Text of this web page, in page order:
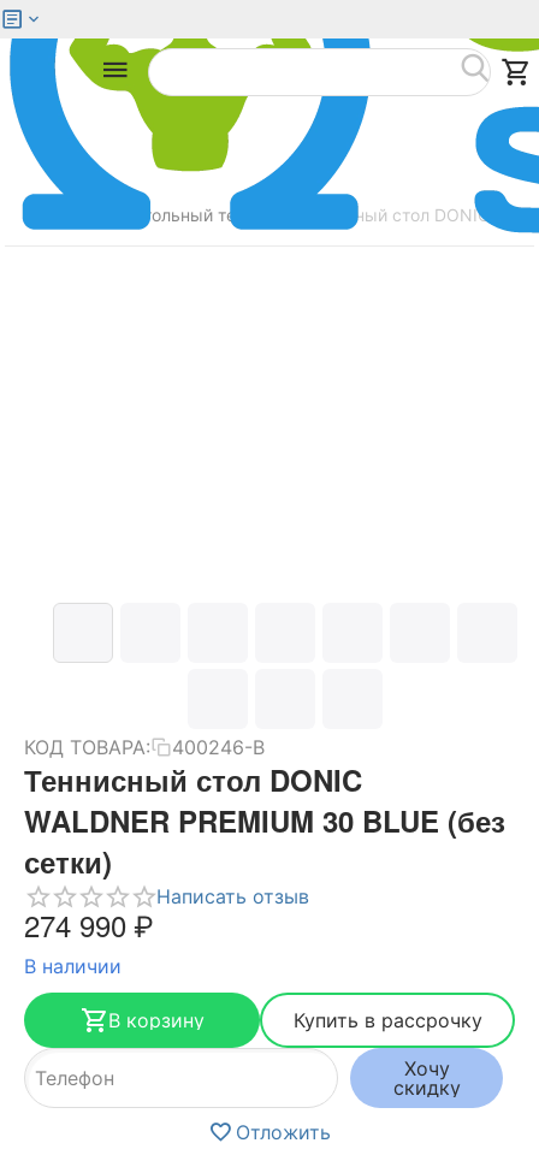
Настольный теннис Теннисный стол DONIC
КОД ТОВАРА: 400246-B
Теннисный стол DONIC
WALDNER PREMIUM 30 BLUE (без
сетки)
Написать отзыв
274 990₽
В наличии
В корзину
Купить в рассрочку
Хочу
скидку
Отложить
Меню Найти